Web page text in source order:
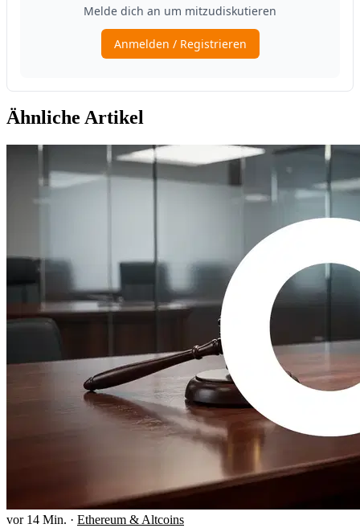
Ähnliche Artikel
vor 14 Min. · Ethereum & Altcoins